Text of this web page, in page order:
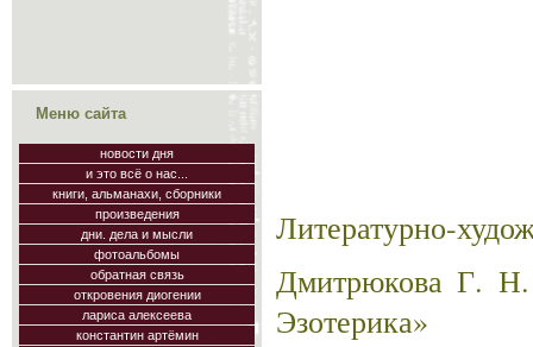
Меню сайта
новости дня
и это всё о нас...
книги, альманахи, сборники
произведения
дни. дела и мысли
фотоальбомы
обратная связь
откровения диогении
лариса алексеева
константин артёмин
Литературно-
Дмитрюкова Г. Н.
Эзотерика»